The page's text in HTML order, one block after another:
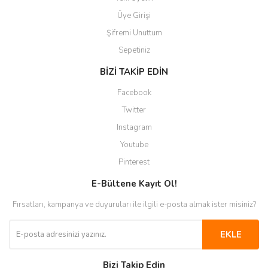
Üye Girişi
Şifremi Unuttum
Sepetiniz
BİZİ TAKİP EDİN
Facebook
Twitter
Instagram
Youtube
Pinterest
E-Bültene Kayıt Ol!
Fırsatları, kampanya ve duyuruları ile ilgili e-posta almak ister misiniz?
EKLE
Bizi Takip Edin